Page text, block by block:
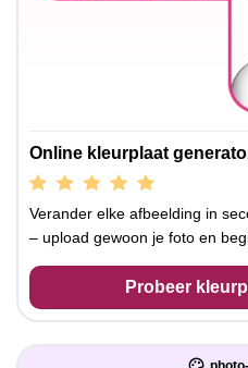
Online kleurplaat
Verander elke afbeelding in
– upload gewoon je foto en
Probeer